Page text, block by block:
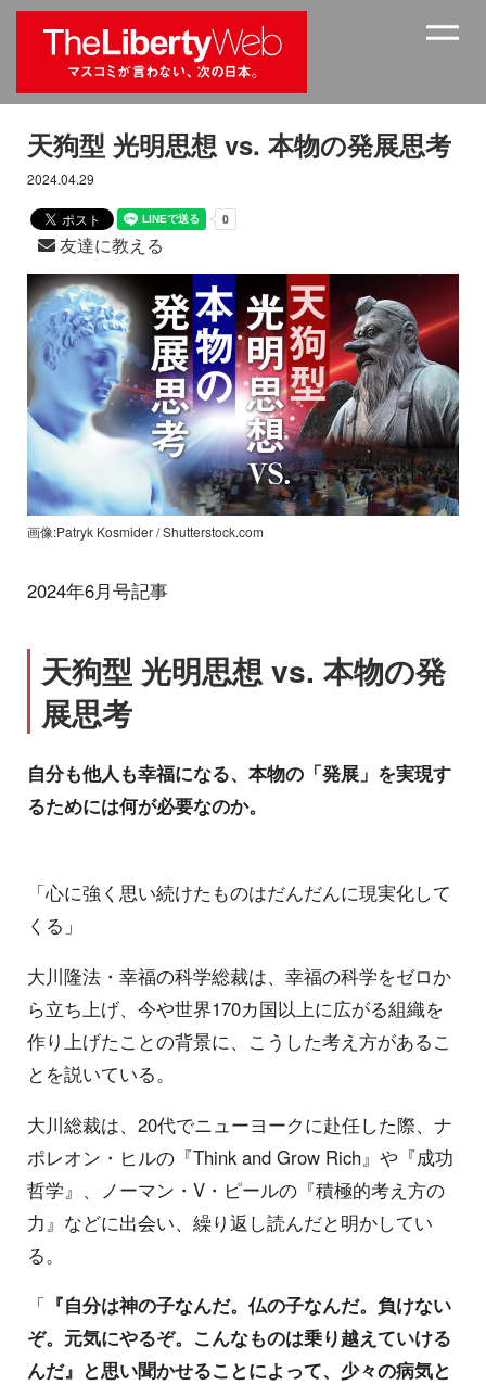
天狗型 光明思想 vs. 本物の発展思考
2024.04.29
友達に教える
画像:Patryk Kosmider / Shutterstock.com
2024年6月号記事
天狗型 光明思想 vs. 本物の発
展思考
自分も他人も幸福になる、本物の「発展」を実現す
るためには何が必要なのか。
「心に強く思い続けたものはだんだんに現実化して
くる」
大川隆法・幸福の科学総裁は、幸福の科学をゼロか
ら立ち上げ、今や世界170カ国以上に広がる組織を
作り上げたことの背景に、こうした考え方があるこ
とを説いている。
大川総裁は、20代でニューヨークに赴任した際、ナ
ポレオン・ヒルの『Think and Grow Rich』や『成功
哲学』、ノーマン・V・ピールの『積極的考え方の
力』などに出会い、繰り返し読んだと明かしてい
る。
「 『自分は神の子なんだ。仏の子なんだ。負けない
ぞ。元気にやるぞ。こんなものは乗り越えていける
んだ』と思い聞かせることによって、少々の病気と